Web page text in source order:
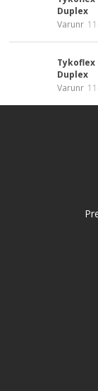
Duplex
Varunr
Tykoflex
Duplex
Varunr